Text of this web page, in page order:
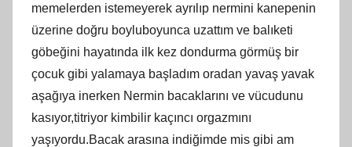
memelerden istemeyerek ayrılıp nermini kanepenin
üzerine doğru boyluboyunca uzattım ve balıketi
göbeğini hayatında ilk kez dondurma görmüş bir
çocuk gibi yalamaya başladım oradan yavaş yavak
aşağıya inerken Nermin bacaklarını ve vücudunu
kasıyor,titriyor kimbilir kaçıncı orgazmını
yaşıyordu.Bacak arasına indiğimde mis gibi am